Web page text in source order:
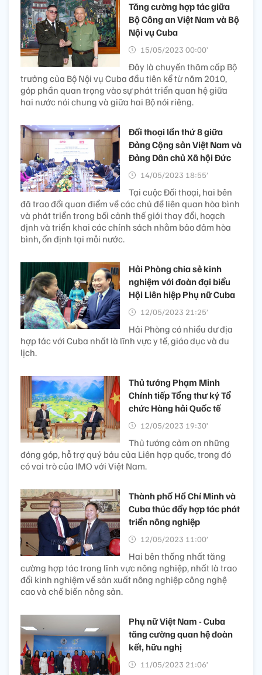
Tăng cường hợp tác giữa
Bộ Công an Việt Nam và Bộ
Nội vụ Cuba
15/05/2023 00:00’
Đây là chuyến thăm cấp Bộ
trưởng của Bộ Nội vụ Cuba đầu tiên kể từ năm 2010,
góp phần quan trọng vào sự phát triển quan hệ giữa
hai nước nói chung và giữa hai Bộ nói riêng.
Đối thoại lần thứ 8 giữa
Đảng Cộng sản Việt Nam và
Đảng Dân chủ Xã hội Đức
14/05/2023 18:55’
Tại cuộc Đối thoại, hai bên
đã trao đổi quan điểm về các chủ đề liên quan hòa bình
và phát triển trong bối cảnh thế giới thay đổi, hoạch
định và triển khai các chính sách nhằm bảo đảm hòa
bình, ổn định tại mỗi nước.
Hải Phòng chia sẻ kinh
nghiệm với đoàn đại biểu
Hội Liên hiệp Phụ nữ Cuba
12/05/2023 21:25’
Hải Phòng có nhiều dư địa
hợp tác với Cuba nhất là lĩnh vực y tế, giáo dục và du
lịch.
Thủ tướng Phạm Minh
Chính tiếp Tổng thư ký Tổ
chức Hàng hải Quốc tế
12/05/2023 19:30’
Thủ tướng cảm ơn những
đóng góp, hỗ trợ quý báu của Liên hợp quốc, trong đó
có vai trò của IMO với Việt Nam.
Thành phố Hồ Chí Minh và
Cuba thúc đẩy hợp tác phát
triển nông nghiệp
12/05/2023 11:00’
Hai bên thống nhất tăng
cường hợp tác trong lĩnh vực nông nghiệp, nhất là trao
đổi kinh nghiệm về sản xuất nông nghiệp công nghệ
cao và chế biến nông sản.
Phụ nữ Việt Nam - Cuba
tăng cường quan hệ đoàn
kết, hữu nghị
11/05/2023 21:06’